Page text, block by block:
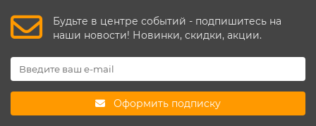
Будьте в центре событий - подпишитесь на
наши новости! Новинки, скидки, акции.
Оформить подписку